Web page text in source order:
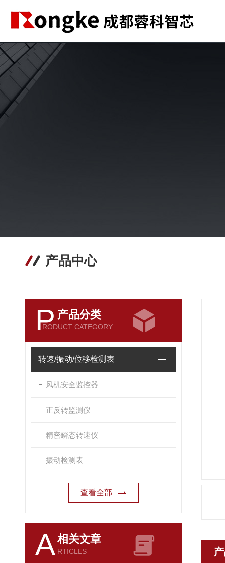
产品中心
P 产品分类
RODUCT CATEGORY
转速/振动/位移检测表
风机安全监控器
正反转监测仪
精密瞬态转速仪
振动检测表
查看全部
A相关文章
RTICLES